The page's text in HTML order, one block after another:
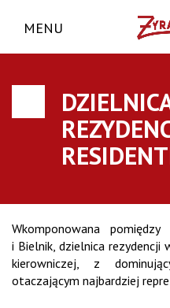
MENU
Wkomponowana
i Bielnik, dzielnica rezydencji
kierowniczej, z
otaczającym najbardziej